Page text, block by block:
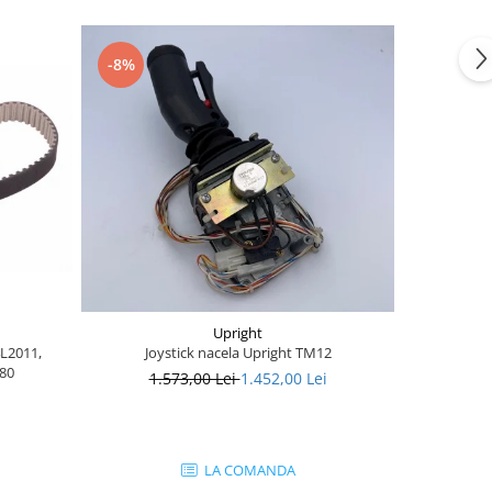
-8%
Upright
Joystick nacela Upright TM12
1.573,00 Lei1.452,00 Lei
LA COMANDA